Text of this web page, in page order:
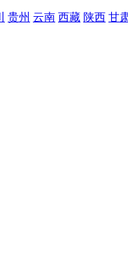
贵州 云南 西藏 陕西 甘